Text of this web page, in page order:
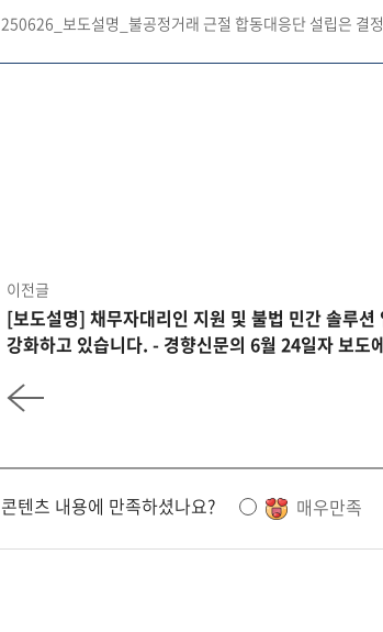
250626_보도설명_불공정거래 근절 합동대응단 설립은 결
이전글
[보도설명] 채무자대리인 지원 및 불법 민간 솔루션
강화하고 있습니다. - 경향신문의 6월 24일자 보도
콘텐츠 내용에 만족하셨나요? 매우만족